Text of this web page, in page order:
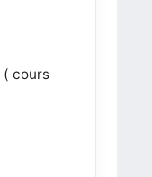
( cours